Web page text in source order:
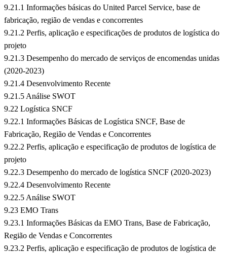
9.21.1 Informações básicas do United Parcel Service, base de
fabricação, região de vendas e concorrentes
9.21.2 Perfis, aplicação e especificações de produtos de logística do
projeto
9.21.3 Desempenho do mercado de serviços de encomendas unidas
(2020-2023)
9.21.4 Desenvolvimento Recente
9.21.5 Análise SWOT
9.22 Logística SNCF
9.22.1 Informações Básicas de Logística SNCF, Base de
Fabricação, Região de Vendas e Concorrentes
9.22.2 Perfis, aplicação e especificação de produtos de logística de
projeto
9.22.3 Desempenho do mercado de logística SNCF (2020-2023)
9.22.4 Desenvolvimento Recente
9.22.5 Análise SWOT
9.23 EMO Trans
9.23.1 Informações Básicas da EMO Trans, Base de Fabricação,
Região de Vendas e Concorrentes
9.23.2 Perfis, aplicação e especificação de produtos de logística de